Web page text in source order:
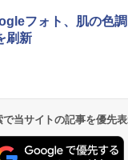
oid iPhone iPad 1年保
送料無料
【楽天1位常連・超800
ニター 21.5 / 23.8 /
00Hz /180Hz/165Hz/
Anker Soundcore P40i
7,990
Soundcore P31i
￥5,990
BRUCE WAYNE feat.
WAYNE feat.
by Amazon 天然水 ラベ
士山の天然水 バナジウ
ォーター ペットボトル
ET ラベルレス ×8本
薬屋のひとりごと 17巻 (
ガンコミックス)
世界居酒屋「のぶ」
ース)
フォト、肌の色
刷新
当サイトの記事を優先